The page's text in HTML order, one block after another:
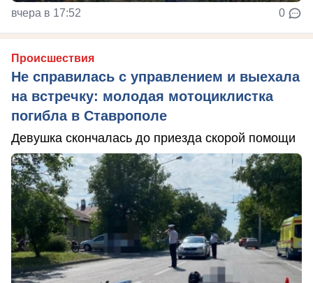
вчера в 17:52 0
Происшествия
Не справилась с управлением и выехала
на встречку: молодая мотоциклистка
погибла в Ставрополе
Девушка скончалась до приезда скорой помощи